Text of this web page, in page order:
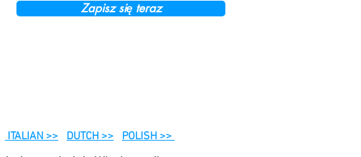
Zapisz się teraz
ITALIAN >> DUTCH >> POLISH >>